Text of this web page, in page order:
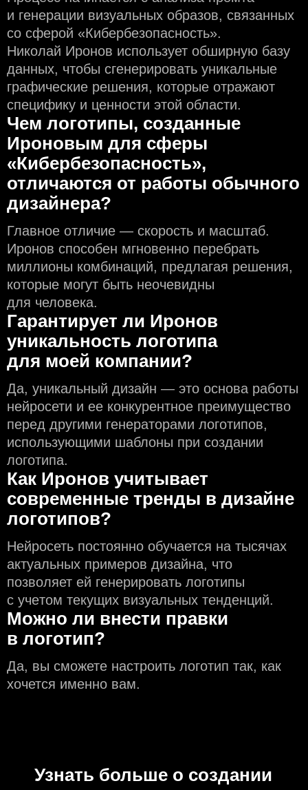
и генерации визуальных образов, связанных
со сферой «Кибербезопасность».
Николай Иронов использует обширную базу
данных, чтобы сгенерировать уникальные
графические решения, которые отражают
специфику и ценности этой области.
Чем логотипы, созданные
Ироновым для сферы
«Кибербезопасность»,
отличаются от работы обычного
дизайнера?
Главное отличие — скорость и масштаб.
Иронов способен мгновенно перебрать
миллионы комбинаций, предлагая решения,
которые могут быть неочевидны
для человека.
Гарантирует ли Иронов
уникальность логотипа
для моей компании?
Да, уникальный дизайн — это основа работы
нейросети и еe конкурентное преимущество
перед другими генераторами логотипов,
использующими шаблоны при создании
логотипа.
Как Иронов учитывает
современные тренды в дизайне
логотипов?
Нейросеть постоянно обучается на тысячах
актуальных примеров дизайна, что
позволяет ей генерировать логотипы
с учeтом текущих визуальных тенденций.
Можно ли внести правки
в логотип?
Да, вы сможете настроить логотип так, как
хочется именно вам.
Узнать больше о создании